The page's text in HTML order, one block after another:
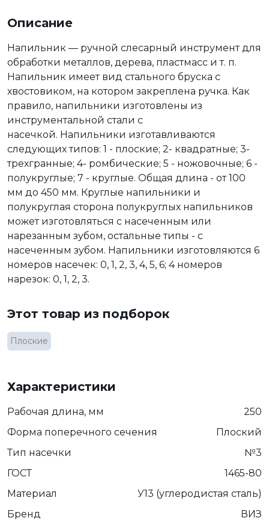
Описание
Напильник — ручной слесарный инструмент для
обработки металлов, дерева, пластмасс и т. п.
Напильник имеет вид стального бруска с
хвостовиком, на котором закреплена ручка. Как
правило, напильники изготовлены из
инструментальной стали с
насечкой. Напильники изготавливаются
следующих типов: 1 - плоские; 2- квадратные; 3-
трехгранные; 4- ромбические; 5 - ножовочные; 6 -
полукруглые; 7 - круглые. Общая длина - от 100
мм до 450 мм. Круглые напильники и
полукруглая сторона полукруглых напильников
может изготовляться с насеченным или
нарезанным зубом, остальные типы - с
насеченным зубом. Напильники изготовляются 6
номеров насечек: 0, 1, 2, 3, 4, 5, 6; 4 номеров
нарезок: 0, 1, 2, 3.
Этот товар из подборок
Плоские
Характеристики
Рабочая длина, мм
250
Форма поперечного сечения
Плоский
Тип насечки
№3
ГОСТ
1465-80
Материал
У13 (углеродистая сталь)
Бренд
ВИЗ